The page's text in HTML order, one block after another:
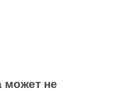
может не